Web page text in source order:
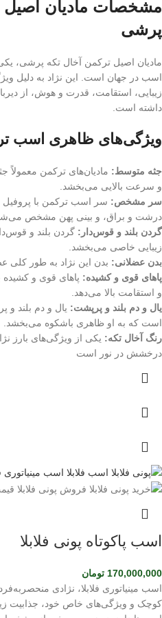
مشخصات مادیان اصیل
پرشی
مادیان اصیل ترکمن آخال تکه پرشی، یکی
اسب در جهان است. این نژاد به دلیل
زیبایی، استقامت، قدرت و هوش، از
داشته است.
ویژگی‌های ظاهری اسب
جثه متوسط: مادیان‌های ترکمن معمولاً
و سرعت بالایی می‌بخشد.
سر مشخص: سر اسب ترکمن با پروفیل
درشت و براق، و بینی پهن مشخص
گردن بلند و قوس‌دار: گردن بلند و
زیبایی خاصی می‌بخشد.
بدن عضلانی: بدن این نژاد به طور کلی
پاهای قوی و کشیده: پاهای قوی و کشیده
و استقامت بالا می‌دهد.
یال و دم بلند و پرپشت: یال و دم بلند
است که به او ظاهری باشکوه می‌بخشد.
رنگ آخال تکه: یکی از ویژگی‌های بارز
درخشش در نور است
اسب پاکوتاه پونی فلابلا
170,000,000 تومان
اسب مینیاتوری فلابلا، نژادی
کوچک و ویژگی‌های خاص خود، جذابیت